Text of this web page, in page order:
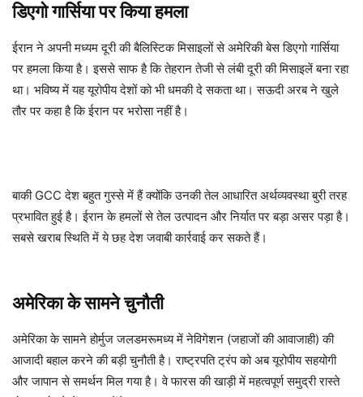
डिएगो गार्सिया पर किया हमला
ईरान ने अपनी मध्यम दूरी की बैलिस्टिक मिसाइलों से अमेरिकी बेस डिएगो गार्सिया
पर हमला किया है। इससे साफ है कि तेहरान तेजी से लंबी दूरी की मिसाइलें बना रहा
था। भविष्य में यह यूरोपीय देशों को भी धमकी दे सकता था। सऊदी अरब ने खुले
तौर पर कहा है कि ईरान पर भरोसा नहीं है।
बाकी GCC देश बहुत गुस्से में हैं क्योंकि उनकी तेल आधारित अर्थव्यवस्था बुरी तरह
प्रभावित हुई है। ईरान के हमलों से तेल उत्पादन और निर्यात पर बड़ा असर पड़ा है।
सबसे खराब स्थिति में ये छह देश जवाबी कार्रवाई कर सकते हैं।
अमेरिका के सामने चुनौती
अमेरिका के सामने होर्मुज जलडमरूमध्य में नेविगेशन (जहाजों की आवाजाही) की
आजादी बहाल करने की बड़ी चुनौती है। राष्ट्रपति ट्रंप को अब यूरोपीय सहयोगी
और जापान से समर्थन मिल गया है। वे फारस की खाड़ी में महत्वपूर्ण समुद्री रास्ते